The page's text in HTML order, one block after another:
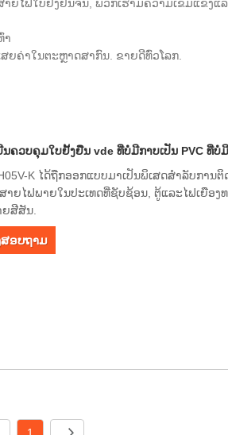
າຍໄຟໃບຢັ້ງຢືນຈີນ, ພວກເຮົາມີຄວາມເຂັ້ມແຂງ
າ
ຍຄ່າໃນຕະຫຼາດສາກົນ. ຂາຍດີທົ່ວໂລກ.
ນຄວບຄຸມໃບຢັ້ງຢືນ vde ທີ່ບໍ່ມີກາບເປັນ PVC ທີ່
K ໄດ້ຖືກອອກແບບມາເປັນພິເສດສໍາລັບການ
າຍໄຟພາຍໃນປະເທດທີ່ຊັບຊ້ອນ, ຕູ້ແລະໄຟເຍືອງ
ສີສັນ.
ອບຖາມ